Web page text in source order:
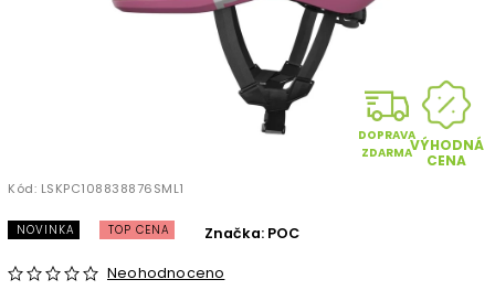
DOPRAVA
ZDARMAVÝHODNÁ
CENA
Kód: LSKPC108838876SML1
NOVINKA TOP CENA
Neohodnoceno
Značka: POC